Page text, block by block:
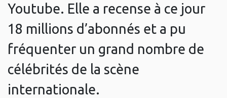
Youtube. Elle a recense à ce jour
18 millions d’abonnés et a pu
fréquenter un grand nombre de
célébrités de la scène
internationale.